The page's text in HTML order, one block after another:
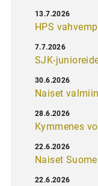
HPS
13.7.2026
SJK-
7.7.2026
Naiset
30.6.2026
Kymmenes
28.6.2026
Naiset
22.6.2026
22.6.2026